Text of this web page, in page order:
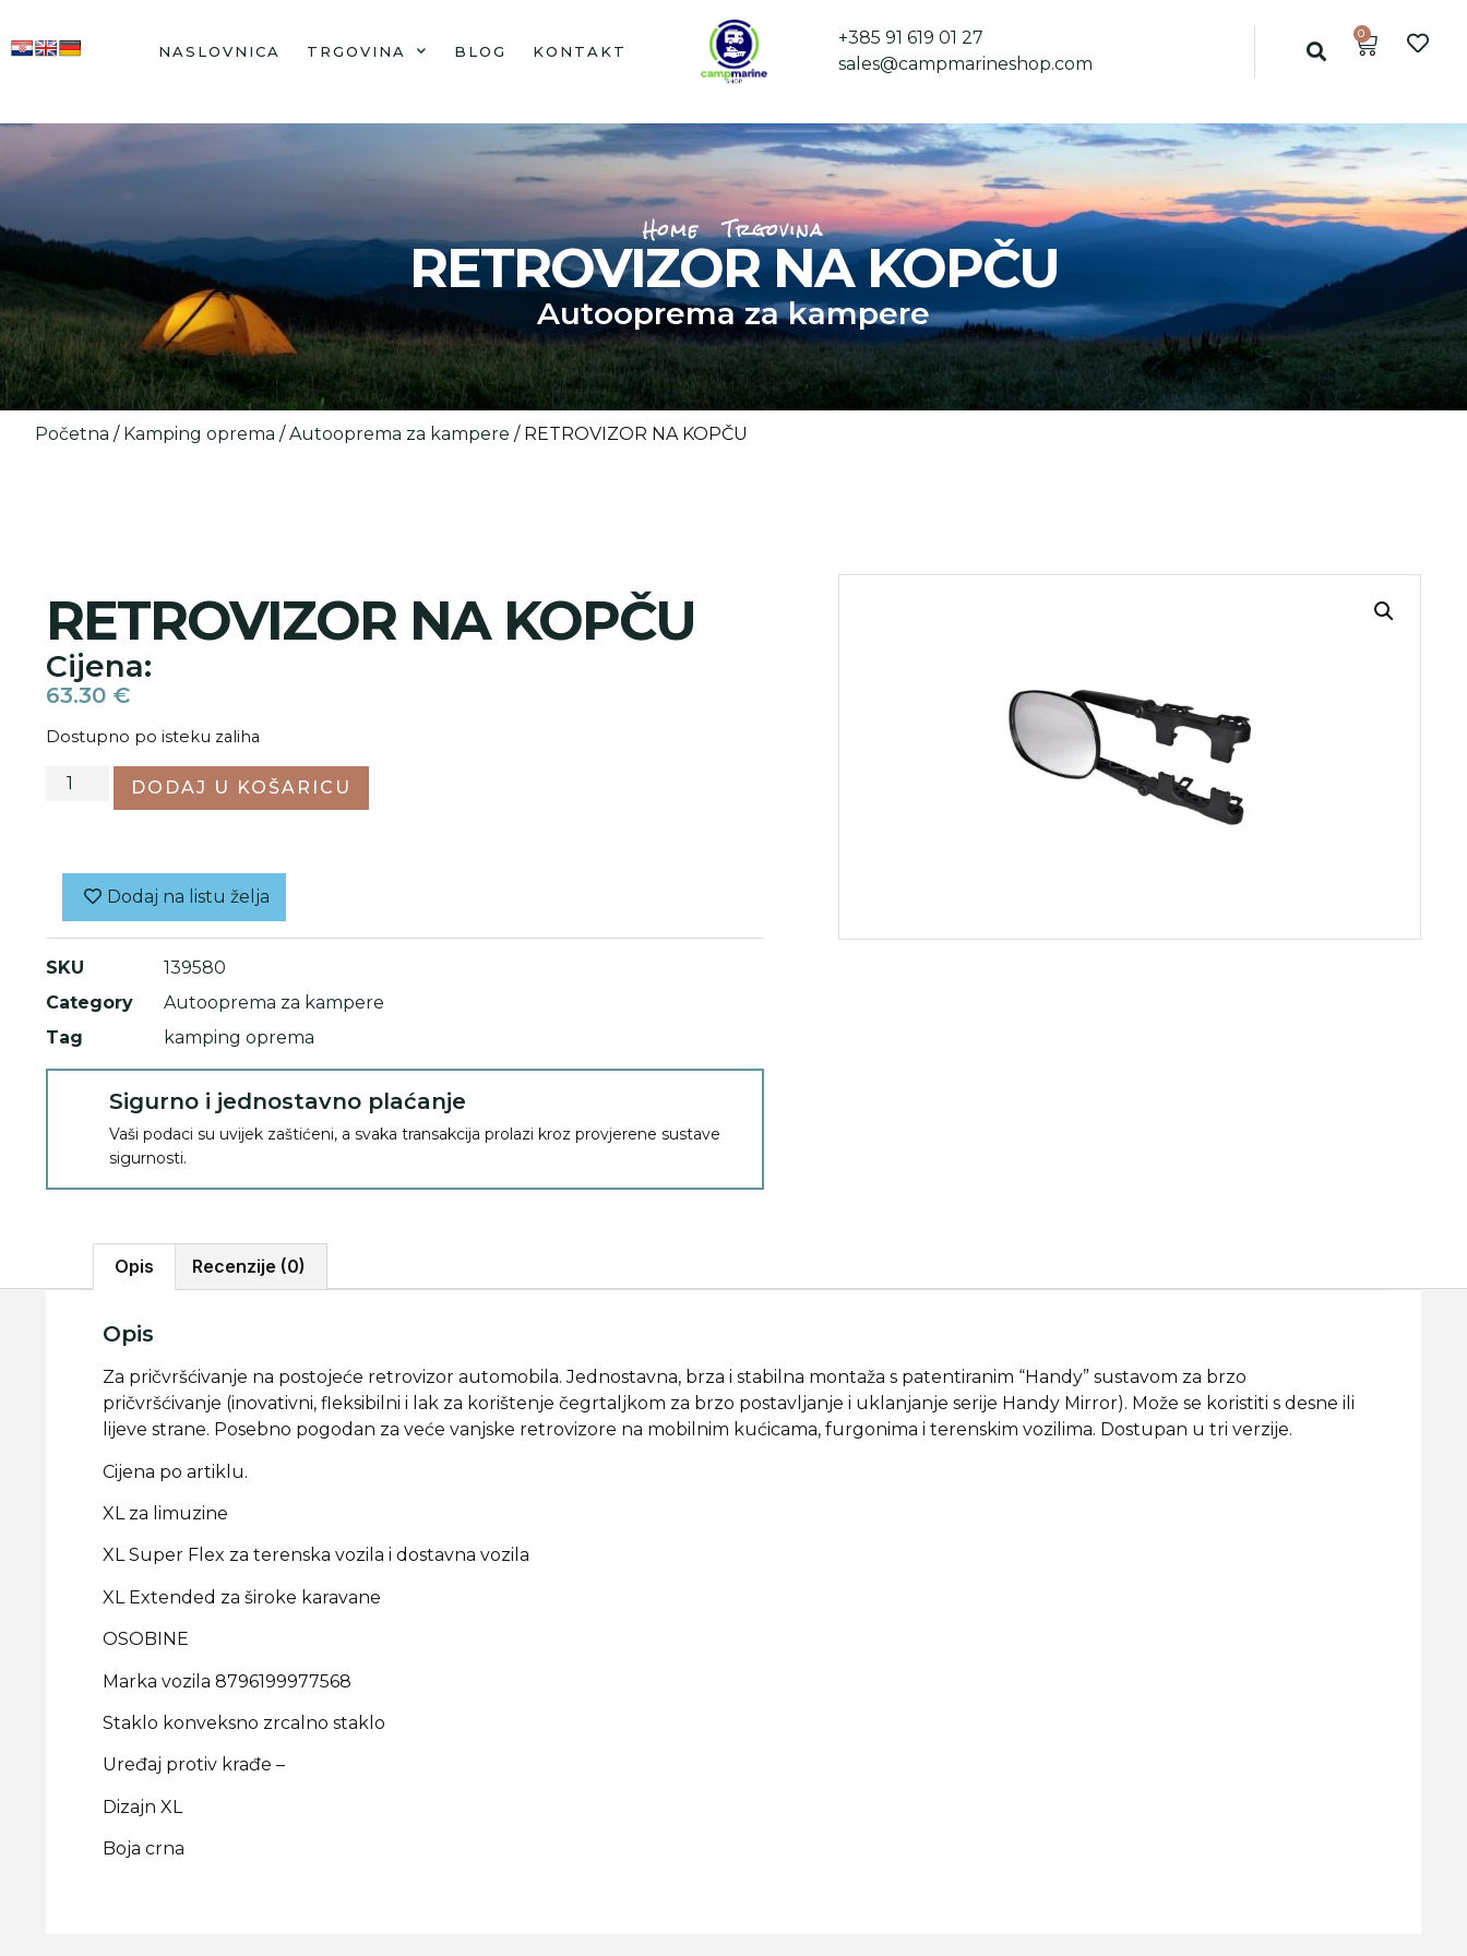
NASLOVNICA TRGOVINA BLOG KONTAKT
+385 91 619 01 27
sales@campmarineshop.com
0
Home Trgovina
RETROVIZOR NA KOPČU
Autooprema za kampere
Početna / Kamping oprema /Autooprema za kampere / RETROVIZOR NA KOPČU
RETROVIZOR NA KOPČU
Cijena:
63.30 €
Dostupno po isteku zaliha
DODAJ U KOŠARICU
Dodaj na listu želja
SKU
139580
Category
Autooprema za kampere
Tag
kamping oprema
Sigurno i jednostavno plaćanje
Vaši podaci su uvijek zaštićeni, a svaka transakcija prolazi kroz provjerene sustave
sigurnosti.
Opis Recenzije (0)
Opis
Za pričvršćivanje na postojeće retrovizor automobila. Jednostavna, brza i stabilna montaža s patentiranim “Handy” sustavom za brzo
pričvršćivanje (inovativni, fleksibilni i lak za korištenje čegrtaljkom za brzo postavljanje i uklanjanje serije Handy Mirror). Može se koristiti s desne ili
lijeve strane. Posebno pogodan za veće vanjske retrovizore na mobilnim kućicama, furgonima i terenskim vozilima. Dostupan u tri verzije.
Cijena po artiklu.
XL za limuzine
XL Super Flex za terenska vozila i dostavna vozila
XL Extended za široke karavane
OSOBINE
Marka vozila 8796199977568
Staklo konveksno zrcalno staklo
Uređaj protiv krađe –
Dizajn XL
Boja crna